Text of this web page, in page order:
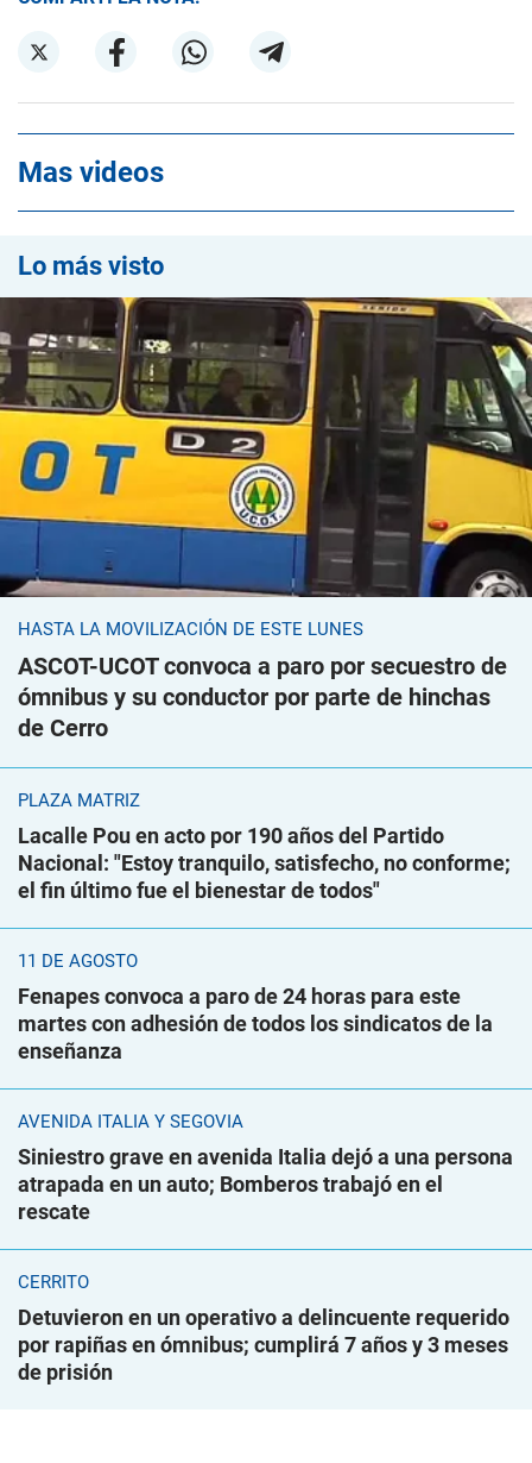
Mas videos
Lo más visto
HASTA LA MOVILIZACIÓN DE ESTE LUNES
ASCOT-UCOT convoca a paro por secuestro de
ómnibus y su conductor por parte de hinchas
de Cerro
PLAZA MATRIZ
Lacalle Pou en acto por 190 años del Partido
Nacional: "Estoy tranquilo, satisfecho, no conforme;
el fin último fue el bienestar de todos"
11 DE AGOSTO
Fenapes convoca a paro de 24 horas para este
martes con adhesión de todos los sindicatos de la
enseñanza
AVENIDA ITALIA Y SEGOVIA
Siniestro grave en avenida Italia dejó a una persona
atrapada en un auto; Bomberos trabajó en el
rescate
CERRITO
Detuvieron en un operativo a delincuente requerido
por rapiñas en ómnibus; cumplirá 7 años y 3 meses
de prisión